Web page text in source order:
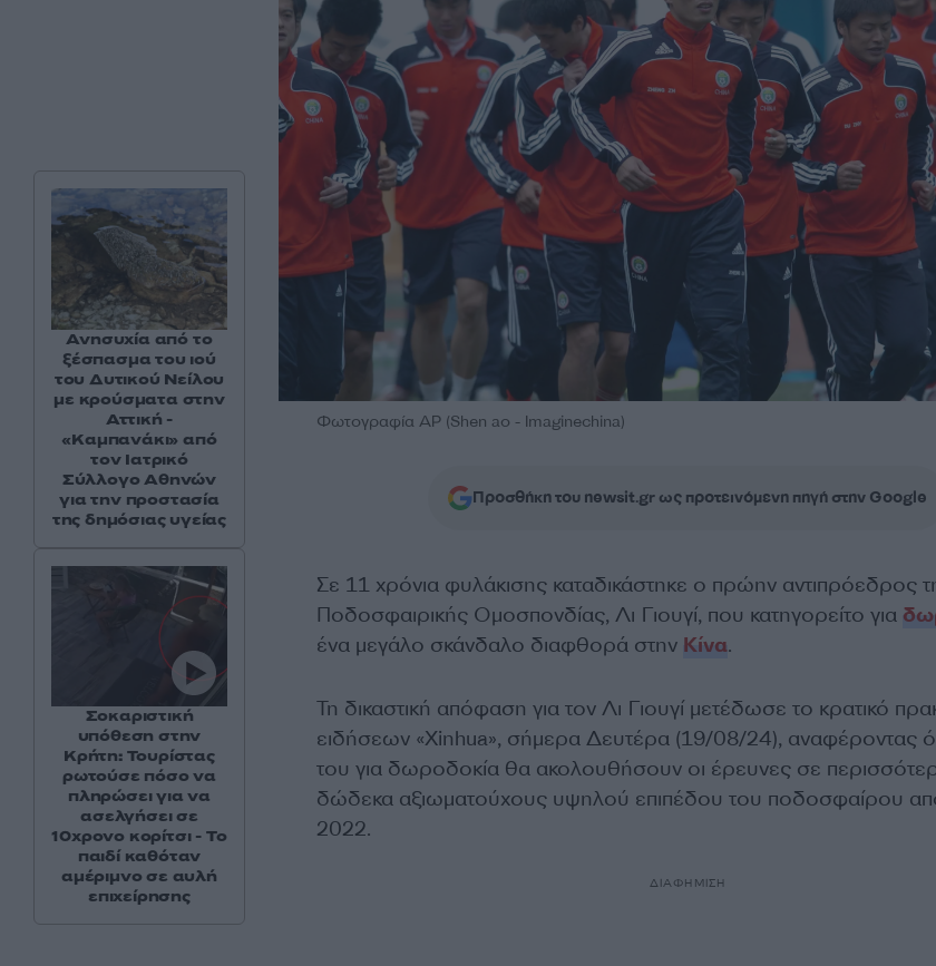
Φωτογραφία AP (Shen ao - Imaginechina)
Προσθήκη του newsit.gr ως προτεινόμενη πηγή στην Google
Σε 11 χρόνια φυλάκισης καταδικάστηκε ο πρώην αντιπρόεδρος
Ποδοσφαιρικής Ομοσπονδίας, Λι Γιουγί, που κατηγορείτο για
ένα μεγάλο σκάνδαλο διαφθορά στην Κίνα.
Τη δικαστική απόφαση για τον Λι Γιουγί μετέδωσε το κρατικό
ειδήσεων «Xinhua», σήμερα Δευτέρα (19/08/24), αναφέροντας
του για δωροδοκία θα ακολουθήσουν οι έρευνες σε
δώδεκα αξιωματούχους υψηλού επιπέδου του ποδοσφαίρου
2022.
ΔΙΑΦΗΜΙΣΗ
Ανησυχία από το
ξέσπασμα του ιού
του Δυτικού Νείλου
με κρούσματα στην
Αττική -
«Καμπανάκι» από
τον Ιατρικό
Σύλλογο Αθηνών
για την προστασία
της δημόσιας υγείας
Σοκαριστική
υπόθεση στην
Κρήτη: Τουρίστας
ρωτούσε πόσο να
πληρώσει για να
ασελγήσει σε
10χρονο κορίτσι - Το
παιδί καθόταν
αμέριμνο σε αυλή
επιχείρησης